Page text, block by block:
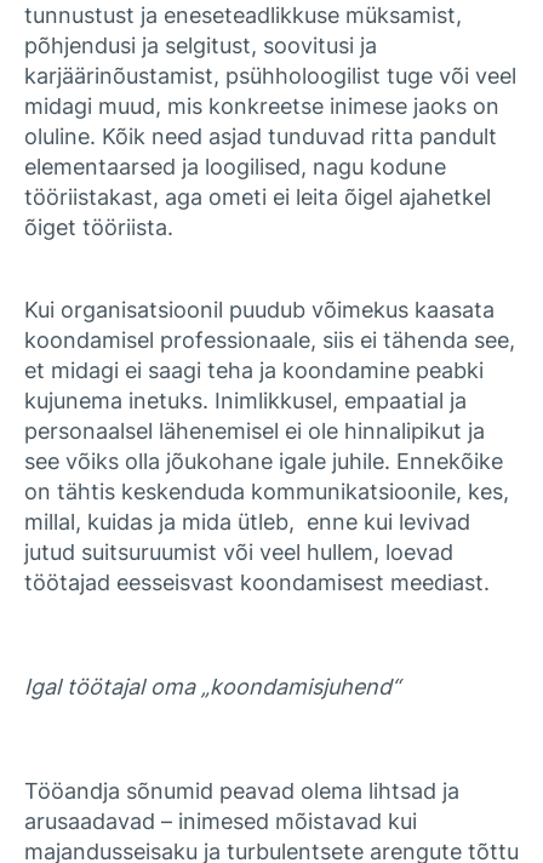
tunnustust ja eneseteadlikkuse müksamist,
põhjendusi ja selgitust, soovitusi ja
karjäärinõustamist, psühholoogilist tuge või veel
midagi muud, mis konkreetse inimese jaoks on
oluline. Kõik need asjad tunduvad ritta pandult
elementaarsed ja loogilised, nagu kodune
tööriistakast, aga ometi ei leita õigel ajahetkel
õiget tööriista.
Kui organisatsioonil puudub võimekus kaasata
koondamisel professionaale, siis ei tähenda see,
et midagi ei saagi teha ja koondamine peabki
kujunema inetuks. Inimlikkusel, empaatial ja
personaalsel lähenemisel ei ole hinnalipikut ja
see võiks olla jõukohane igale juhile. Ennekõike
on tähtis keskenduda kommunikatsioonile, kes,
millal, kuidas ja mida ütleb, enne kui levivad
jutud suitsuruumist või veel hullem, loevad
töötajad eesseisvast koondamisest meediast.
Igal töötajal oma „koondamisjuhend“
Tööandja sõnumid peavad olema lihtsad ja
arusaadavad – inimesed mõistavad kui
majandusseisaku ja turbulentsete arengute tõttu